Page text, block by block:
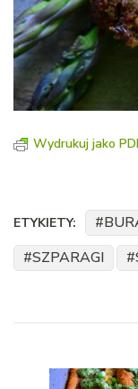
Wydrukuj jako
ETYKIETY:
SZPARAGI
wpisu